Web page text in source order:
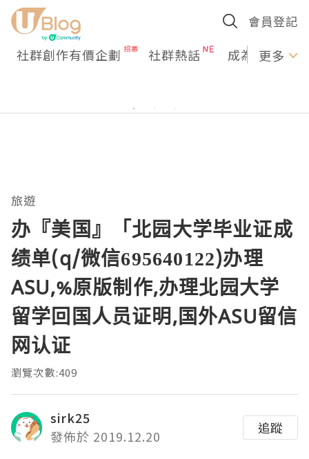
會員登記
社群創作有價企劃 社群熱話 成為U更多
旅遊
办『美国』「北园大学毕业证成
绩单(q/微信695640122)办理
ASU,%原版制作,办理北园大学
留学回国人员证明,国外ASU留信
网认证
瀏覽次數:409
sirk25
發佈於 2019.12.20
追蹤